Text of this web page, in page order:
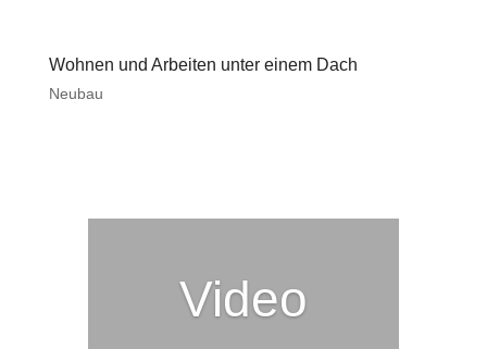
Wohnen und Arbeiten unter einem Dach
Neubau
Video